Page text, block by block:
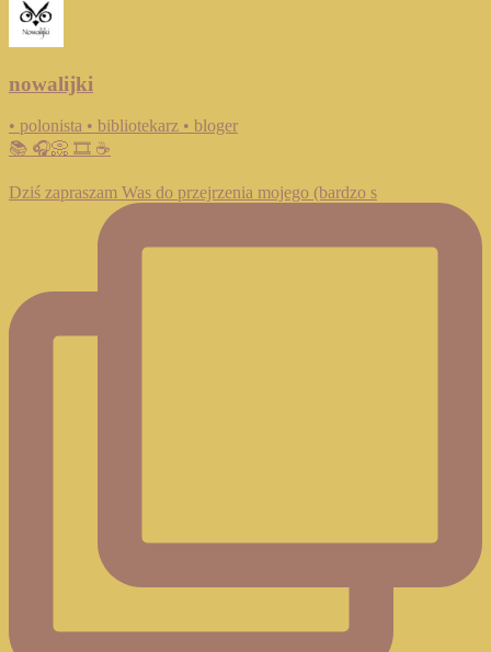
nowalijki
• polonista • bibliotekarz • bloger
📚 🎧📀 🎞️ ☕️
Dziś zapraszam Was do przejrzenia mojego (bardzo s